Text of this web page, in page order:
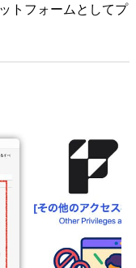
トフォームとしてプ